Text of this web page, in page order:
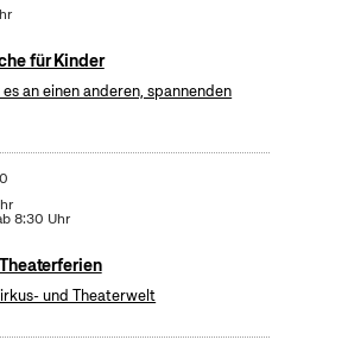
für Kinder
an einen anderen, spannenden
8:30 Uhr
und Theaterwelt